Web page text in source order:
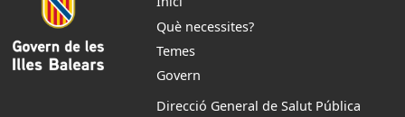
Què necessites?
Temes
Govern
Direcció General de Salut Pública